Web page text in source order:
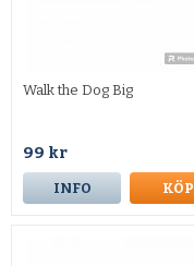
Walk the Dog Big
99 kr
INFO KÖP